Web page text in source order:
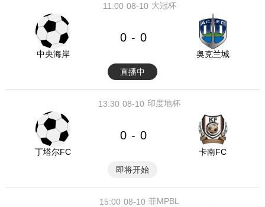
08-10
11:00 大冠杯
中央海岸
0 - 0
奥克兰城
直播中
08-10
13:30 印度地杯
丁塔尔FC
0 - 0
卡南FC
即将开始
08-10
15:00 菲MPBL